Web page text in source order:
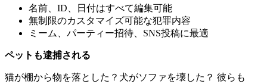
名前、ID、日付はすべて編集可能
無制限のカスタマイズ可能な犯罪内容
ミーム、パーティー招待、SNS投稿に最適
ペットも逮捕される
猫が棚から物を落とした？犬がソファを壊した？ 彼らも